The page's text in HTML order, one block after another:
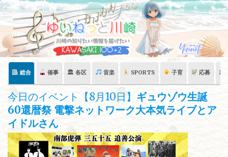
Skip
content
総合 催事 🏛 各区 音楽 SPORTS 子育 応募 🏛
今日のイベント【8月10日】 ギュウゾウ生誕
60還暦祭 電撃ネットワーク大本気ライブとア
イドルさん